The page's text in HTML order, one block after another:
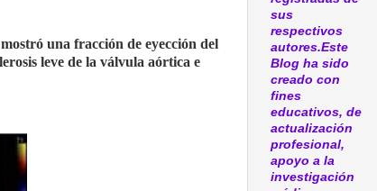
una fracción de eyección del
leve de la válvula aórtica e
sus
respectivos
autores.Este
Blog ha sido
creado con
fines
educativos, de
actualización
profesional,
apoyo a la
investigación